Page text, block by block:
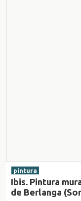
pintura
Ibis. Pintura
de Berlanga